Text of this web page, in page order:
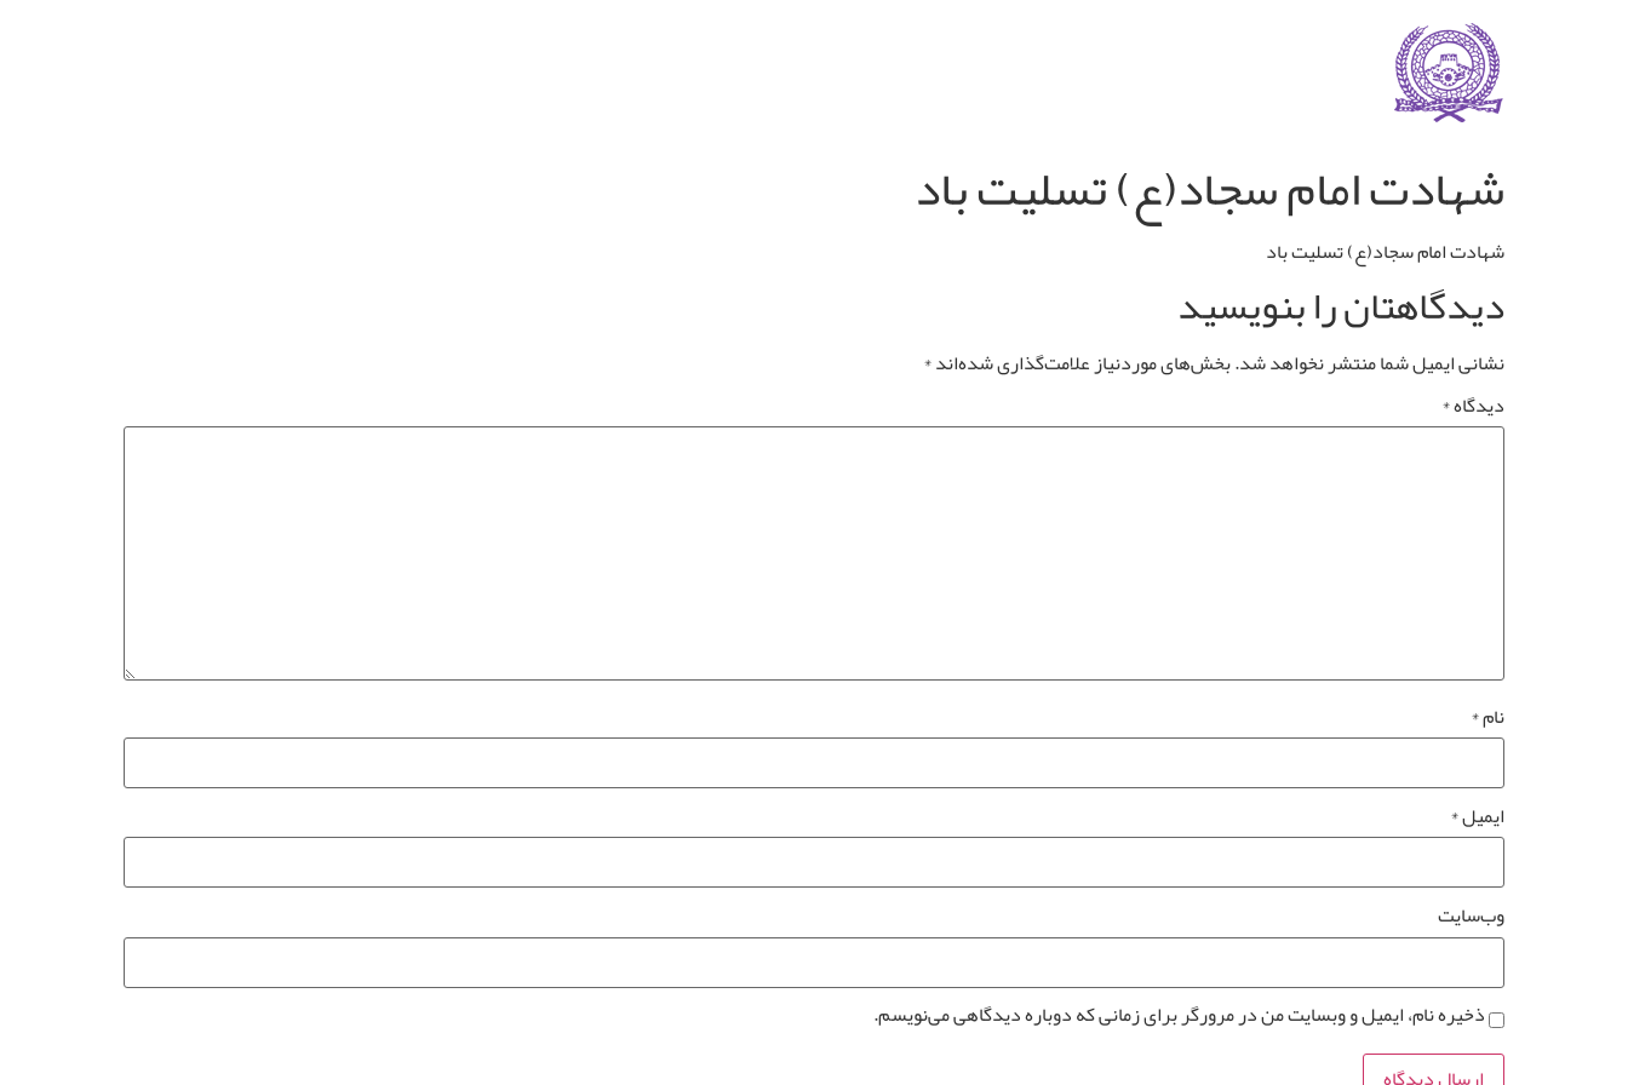
شهادت امام سجاد(ع) تسلیت باد
شهادت امام سجاد(ع) تسلیت باد
دیدگاهتان را بنویسید
نشانی ایمیل شما منتشر نخواهد شد.بخش‌های موردنیاز علامت‌گذاری شده‌اند*
دیدگاه*
نام*
ایمیل*
وب‌سایت
ذخیره نام، ایمیل و وبسایت من در مرورگر برای زمانی که دوباره دیدگاهی می‌نویسم.